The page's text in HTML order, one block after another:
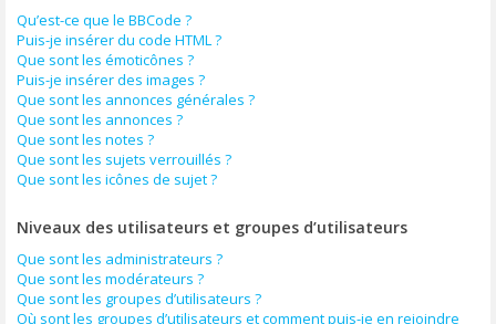
Qu’est-ce que le BBCode ?
Puis-je insérer du code HTML ?
Que sont les émoticônes ?
Puis-je insérer des images ?
Que sont les annonces générales ?
Que sont les annonces ?
Que sont les notes ?
Que sont les sujets verrouillés ?
Que sont les icônes de sujet ?
Niveaux des utilisateurs et groupes d’utilisateurs
Que sont les administrateurs ?
Que sont les modérateurs ?
Que sont les groupes d’utilisateurs ?
Où sont les groupes d’utilisateurs et comment puis-je en rejoindre